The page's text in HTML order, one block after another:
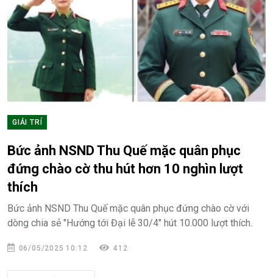
GIẢI TRÍ
Bức ảnh NSND Thu Quế mặc quân phục
đứng chào cờ thu hút hơn 10 nghìn lượt
thích
Bức ảnh NSND Thu Quế mặc quân phục đứng chào cờ với
dòng chia sẻ "Hướng tới Đại lễ 30/4" hút 10.000 lượt thích.
06/05/2025 10:12 412